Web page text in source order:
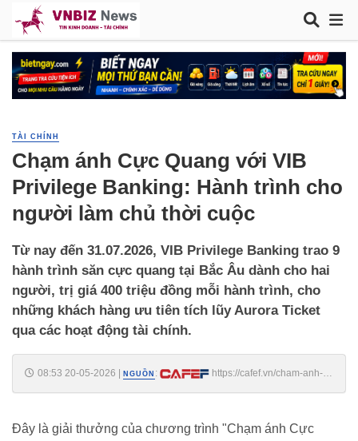
TÀI CHÍNH
Chạm ánh Cực Quang với VIB
Privilege Banking: Hành trình cho
người làm chủ thời cuộc
Từ nay đến 31.07.2026, VIB Privilege Banking trao 9
hành trình săn cực quang tại Bắc Âu dành cho hai
người, trị giá 400 triệu đồng mỗi hành trình, cho
những khách hàng ưu tiên tích lũy Aurora Ticket
qua các hoạt động tài chính.
08:53 20-05-2026 NGUỒN :
https://cafef.vn/cham-anh-
Đây là giải thưởng của chương trình "Chạm ánh Cực